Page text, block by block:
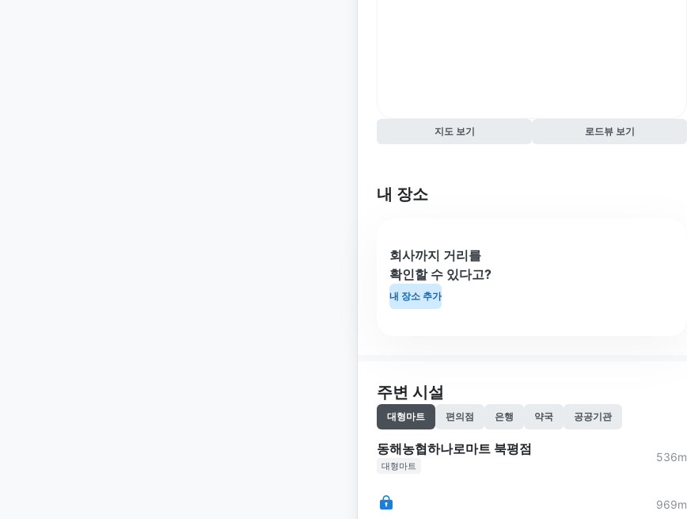
지도 보기 로드뷰 보기
내 장소
회사까지 거리를
확인할 수 있다고?
내 장소 추가
주변 시설
대형마트 편의점 은행 약국 공공기관
동해농협하나로마트 북평점
대형마트
536m
969m